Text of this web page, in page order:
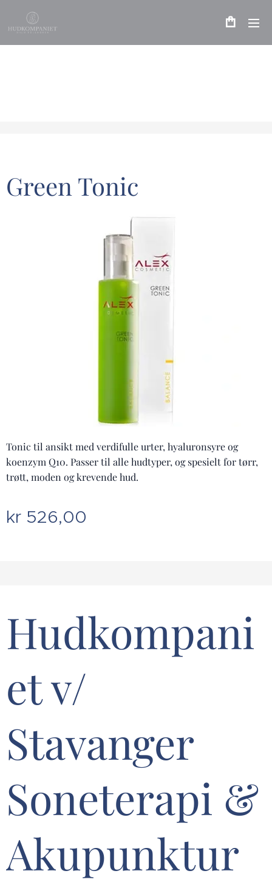
Green Tonic
Tonic til ansikt med verdifulle urter, hyaluronsyre og
koenzym Q10. Passer til alle hudtyper, og spesielt for tørr,
trøtt, moden og krevende hud.
kr 526,00
Hudkompani
et v/
Stavanger
Soneterapi &
Akupunktur